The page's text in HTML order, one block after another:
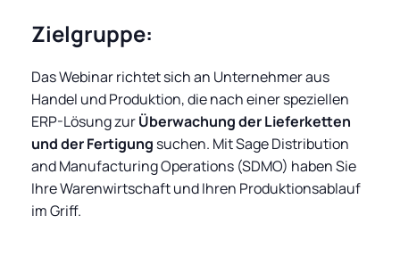
Zielgruppe:
Das Webinar richtet sich an Unternehmer aus
Handel und Produktion, die nach einer speziellen
ERP-Lösung zurÜberwachung der Lieferketten
und der Fertigung suchen. Mit Sage Distribution
and Manufacturing Operations (SDMO) haben Sie
Ihre Warenwirtschaft und Ihren Produktionsablauf
im Griff.